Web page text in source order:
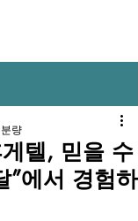
텔, 믿을 수
”에서 경험하
량